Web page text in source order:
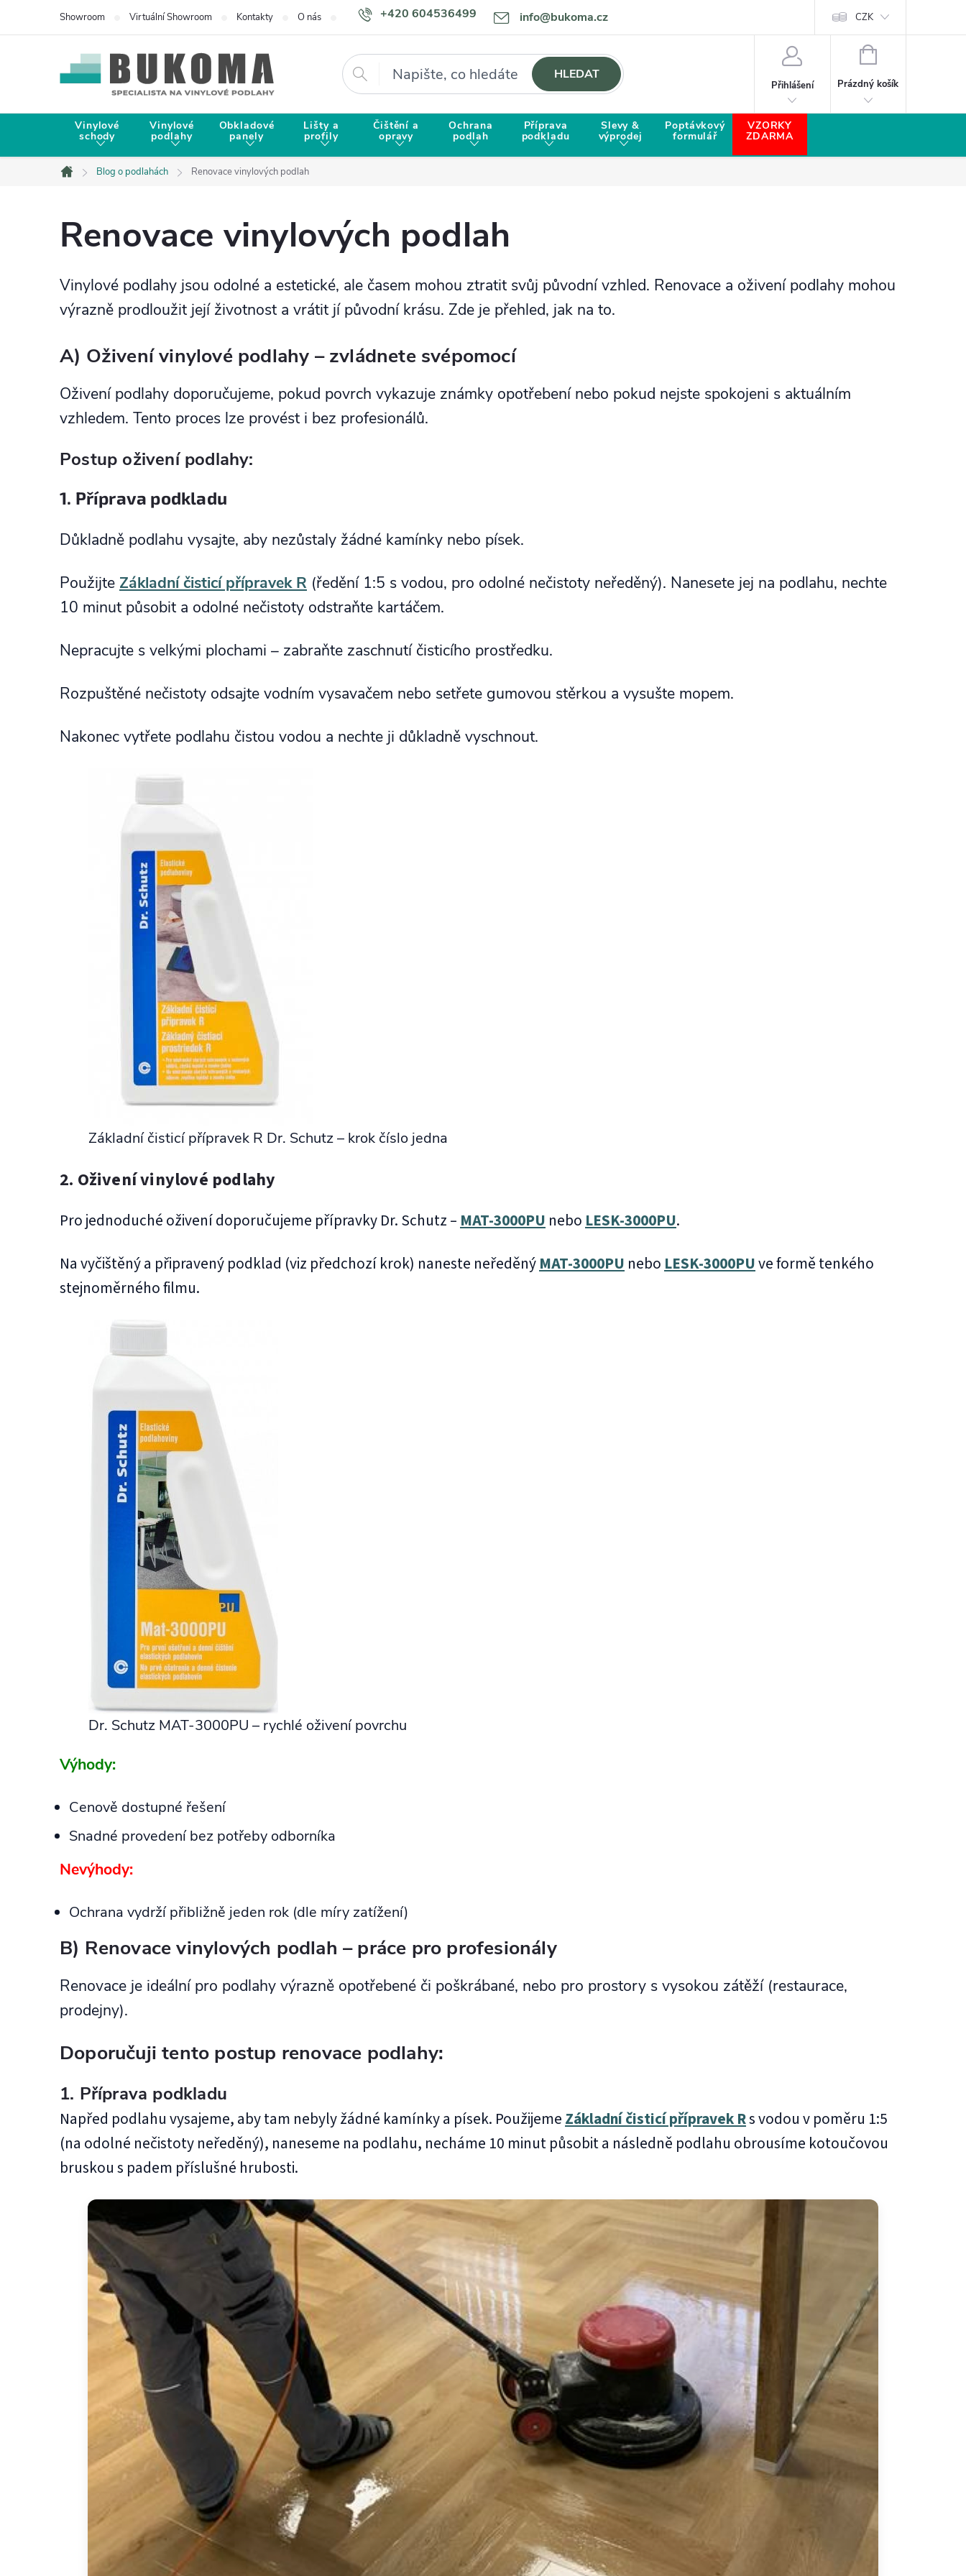
+420 604536499 info@bukoma.cz
Showroom Virtuální Showroom Kontakty O nás Doprava a platba Proč zvolit BUKOMU? CZK
Hledat HLEDAT
Přihlášení
NÁKUPNÍ KOŠÍK
Prázdný košík
Vinylové
schody
Vinylové
podlahy
Obkladové
panely
Lišty a
profily
Čištění a
opravy
Ochrana
podlah
Příprava
podkladu
Slevy &
výprodej
Poptávkový
formulář
VZORKY
ZDARMA
Domů
Blog o podlahách Renovace vinylových podlah
Renovace vinylových podlah
Vinylové podlahy jsou odolné a estetické, ale časem mohou ztratit svůj původní vzhled. Renovace a oživení podlahy mohou
výrazně prodloužit její životnost a vrátit jí původní krásu. Zde je přehled, jak na to.
A) Oživení vinylové podlahy – zvládnete svépomocí
Oživení podlahy doporučujeme, pokud povrch vykazuje známky opotřebení nebo pokud nejste spokojeni s aktuálním
vzhledem. Tento proces lze provést i bez profesionálů.
Postup oživení podlahy:
1. Příprava podkladu
Důkladně podlahu vysajte, aby nezůstaly žádné kamínky nebo písek.
Použijte Základní čisticí přípravek R (ředění 1:5 s vodou, pro odolné nečistoty neředěný). Nanesete jej na podlahu, nechte
10 minut působit a odolné nečistoty odstraňte kartáčem.
Nepracujte s velkými plochami – zabraňte zaschnutí čisticího prostředku.
Rozpuštěné nečistoty odsajte vodním vysavačem nebo setřete gumovou stěrkou a vysušte mopem.
Nakonec vytřete podlahu čistou vodou a nechte ji důkladně vyschnout.
Základní čisticí přípravek R Dr. Schutz – krok číslo jedna
2. Oživení vinylové podlahy
Pro jednoduché oživení doporučujeme přípravky Dr. Schutz –MAT‑3000PUneboLESK‑3000PU.
Na vyčištěný a připravený podklad (viz předchozí krok) naneste neředěnýMAT‑3000PUneboLESK‑3000PUve formě tenkého
stejnoměrného filmu.
Dr. Schutz MAT‑3000PU – rychlé oživení povrchu
Výhody:
Cenově dostupné řešení
Snadné provedení bez potřeby odborníka
Nevýhody:
Ochrana vydrží přibližně jeden rok (dle míry zatížení)
B) Renovace vinylových podlah – práce pro profesionály
Renovace je ideální pro podlahy výrazně opotřebené či poškrábané, nebo pro prostory s vysokou zátěží (restaurace,
prodejny).
Doporučuji tento postup renovace podlahy:
1. Příprava podkladu
Napřed podlahu vysajeme, aby tam nebyly žádné kamínky a písek. PoužijemeZákladní čisticí přípravek Rs vodou v poměru 1:5
(na odolné nečistoty neředěný), naneseme na podlahu, necháme 10 minut působit a následně podlahu obrousíme kotoučovou
bruskou s padem příslušné hrubosti.